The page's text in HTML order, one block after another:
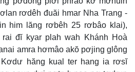
rơdêh đuăi hmar Nha Trang -
him lăng rơbêh 25 rơbâo klai),
đĭ kyar plah wah Khánh Hoà
amra hơmâo akŏ pơjing glông
hăng kual ter hang ia rơsĭ